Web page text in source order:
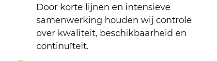
Door korte lijnen en intensieve
samenwerking houden wij controle
over kwaliteit, beschikbaarheid en
continuïteit.